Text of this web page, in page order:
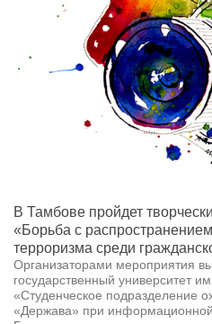
В Тамбове пройдет
«Борьба с
терроризма среди
Организаторами мероприятия
государственный университет
«Студенческое подразделение
«Держава» при